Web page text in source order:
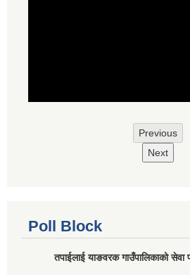
Previous
Next
Poll Block
तपाईलाई याङवरक गाउँपालिकाको सेवा